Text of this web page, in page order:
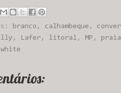
branco , calhambeque ,
, Lafer , litoral , MP , praia
white